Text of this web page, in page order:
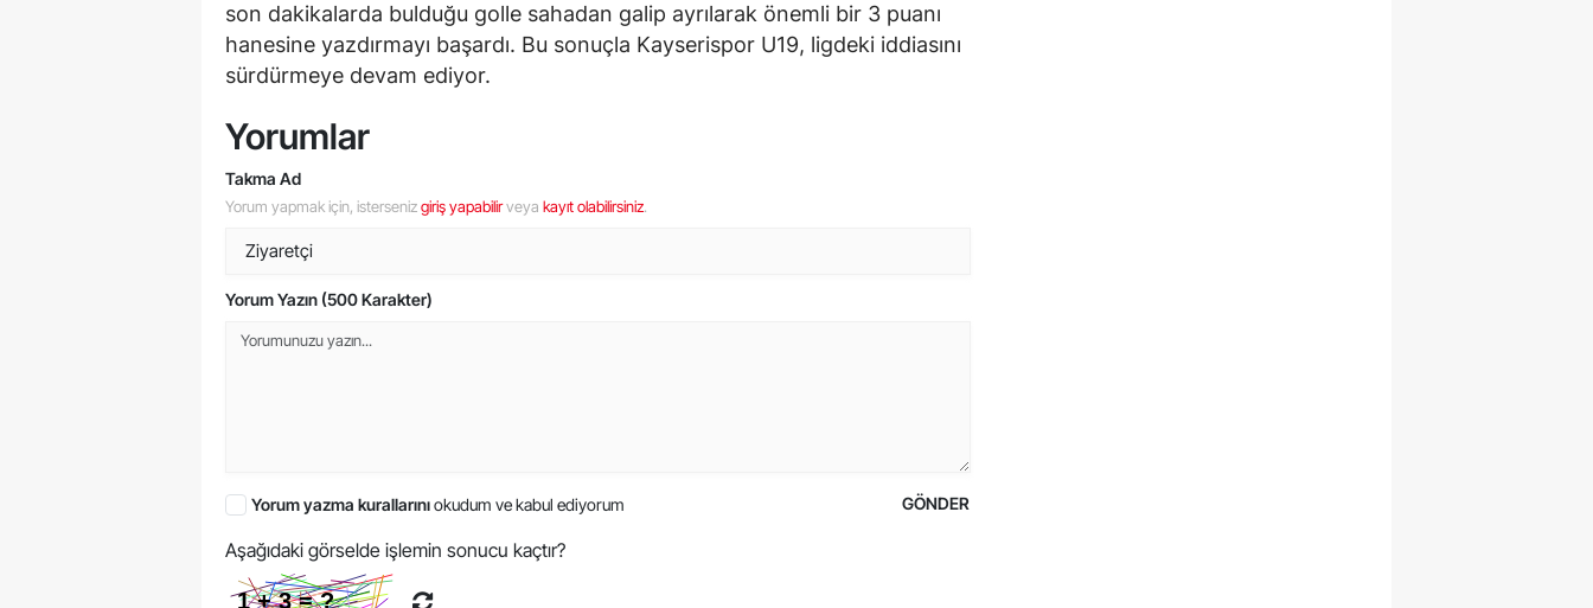
son dakikalarda bulduğu golle sahadan galip ayrılarak önemli bir 3 puanı
hanesine yazdırmayı başardı. Bu sonuçla Kayserispor U19, ligdeki iddiasını
sürdürmeye devam ediyor.
Yorumlar
Takma Ad
Yorum yapmak için, istersenizgiriş yapabilirveya kayıt olabilirsiniz.
Yorum Yazın (500 Karakter)
GÖNDER
Yorum yazma kurallarınıokudum ve kabul ediyorum
Aşağıdaki görselde işlemin sonucu kaçtır?